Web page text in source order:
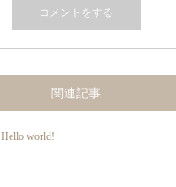
関連記事
Hello world!